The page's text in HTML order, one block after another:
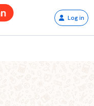
Log in